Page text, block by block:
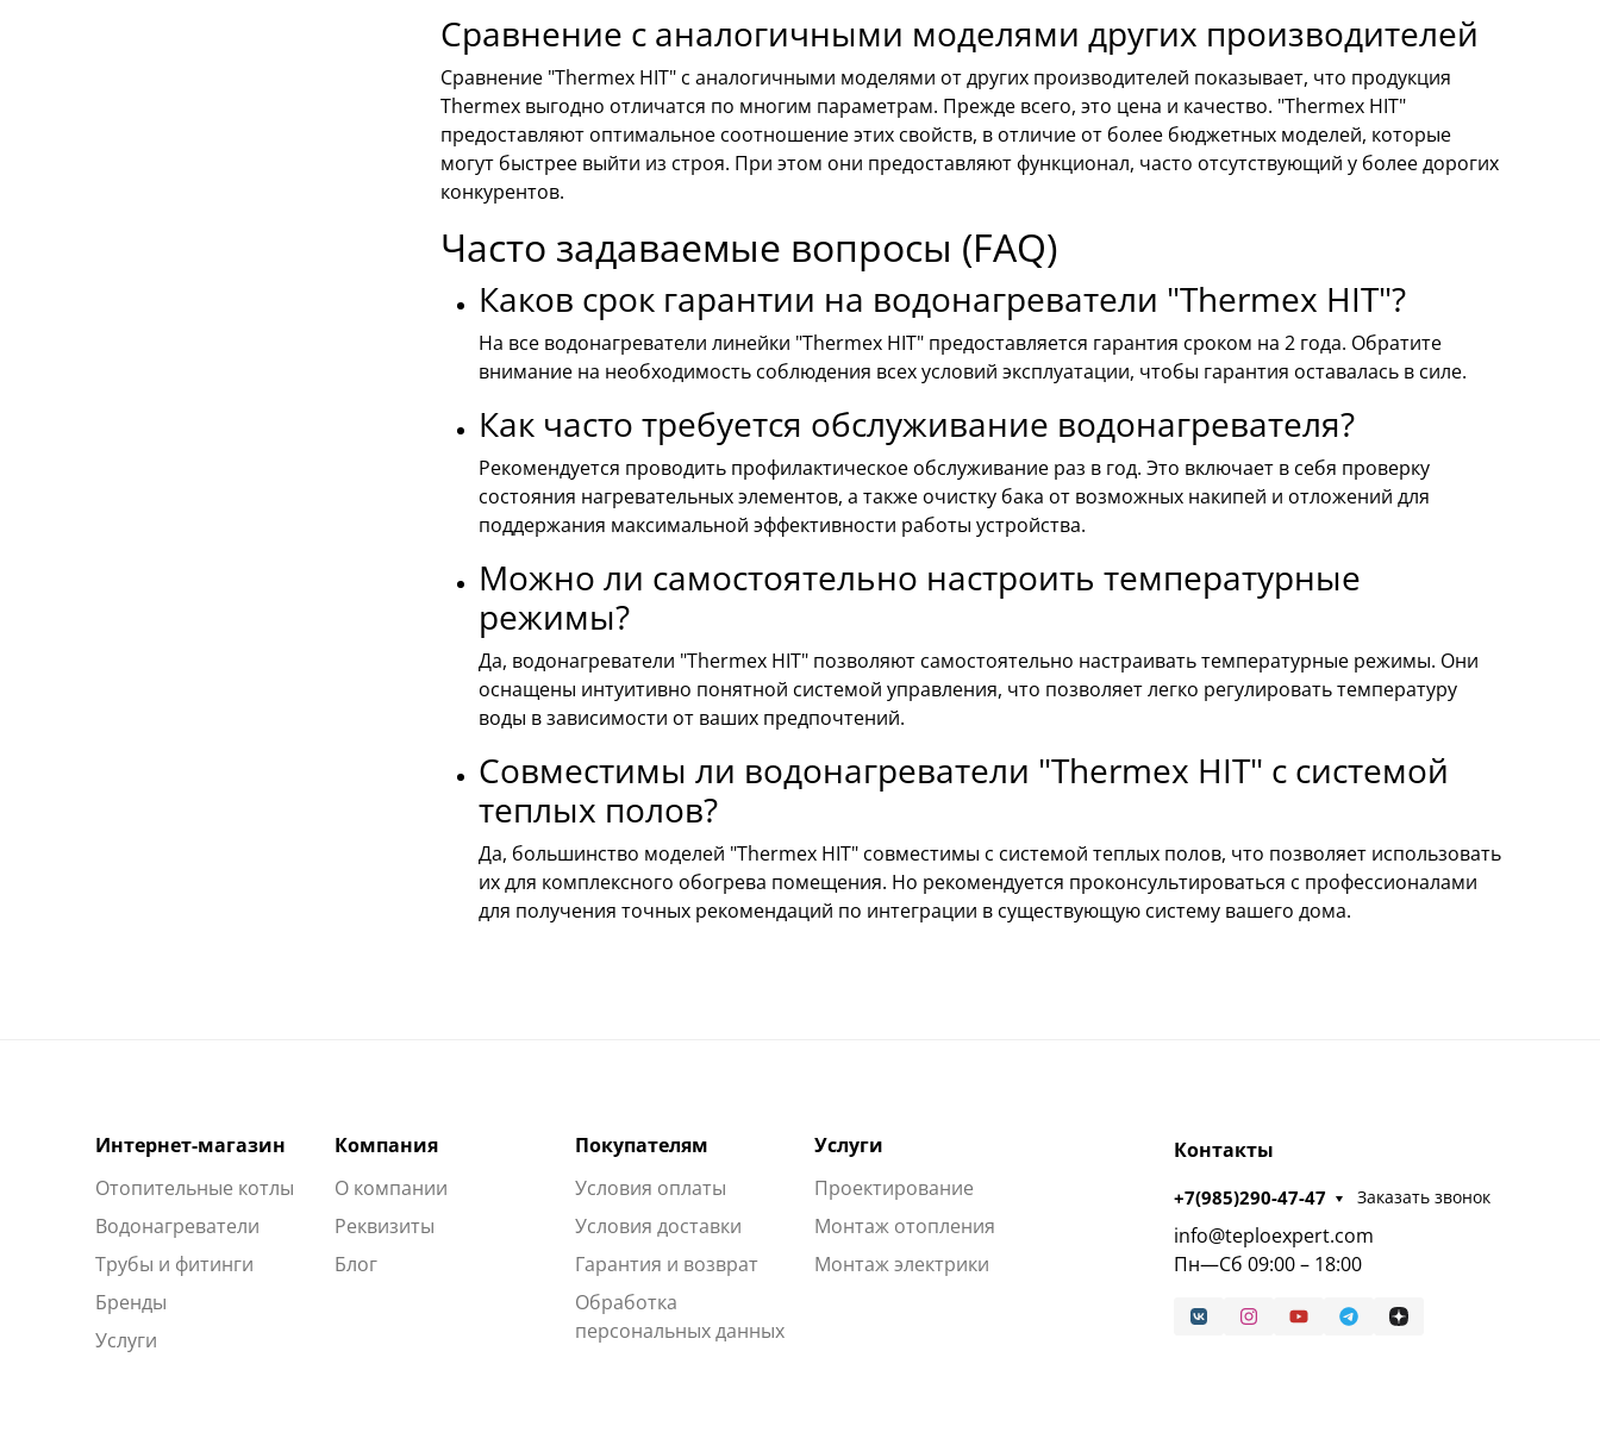
Сравнение с аналогичными моделями других производителей
Сравнение "Thermex HIT" с аналогичными моделями от других производителей показывает, что продукция
Thermex выгодно отличатся по многим параметрам. Прежде всего, это цена и качество. "Thermex HIT"
предоставляют оптимальное соотношение этих свойств, в отличие от более бюджетных моделей, которые
могут быстрее выйти из строя. При этом они предоставляют функционал, часто отсутствующий у более дорогих
конкурентов.
Часто задаваемые вопросы (FAQ)
Каков срок гарантии на водонагреватели "Thermex HIT"?
На все водонагреватели линейки "Thermex HIT" предоставляется гарантия сроком на 2 года. Обратите
внимание на необходимость соблюдения всех условий эксплуатации, чтобы гарантия оставалась в силе.
Как часто требуется обслуживание водонагревателя?
Рекомендуется проводить профилактическое обслуживание раз в год. Это включает в себя проверку
состояния нагревательных элементов, а также очистку бака от возможных накипей и отложений для
поддержания максимальной эффективности работы устройства.
Можно ли самостоятельно настроить температурные
режимы?
Да, водонагреватели "Thermex HIT" позволяют самостоятельно настраивать температурные режимы. Они
оснащены интуитивно понятной системой управления, что позволяет легко регулировать температуру
воды в зависимости от ваших предпочтений.
Совместимы ли водонагреватели "Thermex HIT" с системой
теплых полов?
Да, большинство моделей "Thermex HIT" совместимы с системой теплых полов, что позволяет использовать
их для комплексного обогрева помещения. Но рекомендуется проконсультироваться с профессионалами
для получения точных рекомендаций по интеграции в существующую систему вашего дома.
Интернет-магазин
Отопительные котлы
Водонагреватели
Трубы и фитинги
Бренды
Услуги
Компания
О компании
Реквизиты
Блог
Покупателям
Условия оплаты
Условия доставки
Гарантия и возврат
Обработка
персональных данных
Услуги
Проектирование
Монтаж отопления
Монтаж электрики
Контакты
+7(985)290-47-47 Заказать звонок
info@teploexpert.com
Пн—Сб 09:00 – 18:00